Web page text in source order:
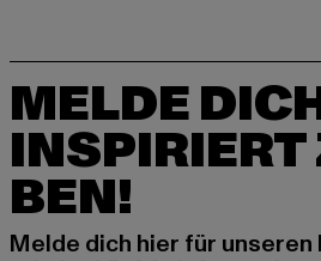
MELDE
INSPIRIERT
BEN!
Melde dich hier für